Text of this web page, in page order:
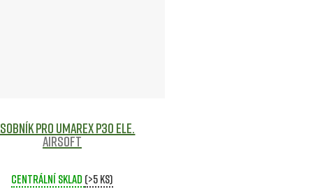
pro Umarex P30 ele.
Airsoft
Centrální sklad (>5 ks)